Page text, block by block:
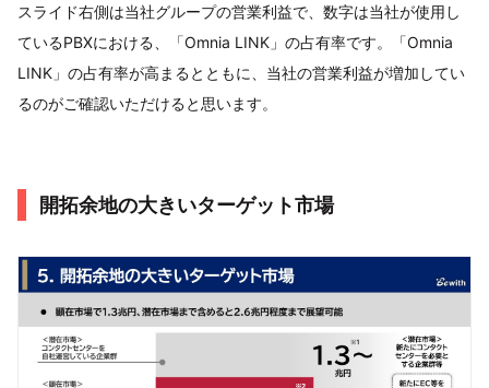
スライド右側は当社グループの営業利益で、数字は当社が使用し
ているPBXにおける、「Omnia LINK」の占有率です。「Omnia
LINK」の占有率が高まるとともに、当社の営業利益が増加してい
るのがご確認いただけると思います。
開拓余地の大きいターゲット市場